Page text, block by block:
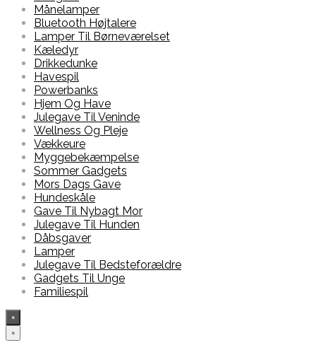
Månelamper
Bluetooth Højtalere
Lamper Til Børneværelset
Kæledyr
Drikkedunke
Havespil
Powerbanks
Hjem Og Have
Julegave Til Veninde
Wellness Og Pleje
Vækkeure
Myggebekæmpelse
Sommer Gadgets
Mors Dags Gave
Hundeskåle
Gave Til Nybagt Mor
Julegave Til Hunden
Dåbsgaver
Lamper
Julegave Til Bedsteforældre
Gadgets Til Unge
Familiespil
×
×